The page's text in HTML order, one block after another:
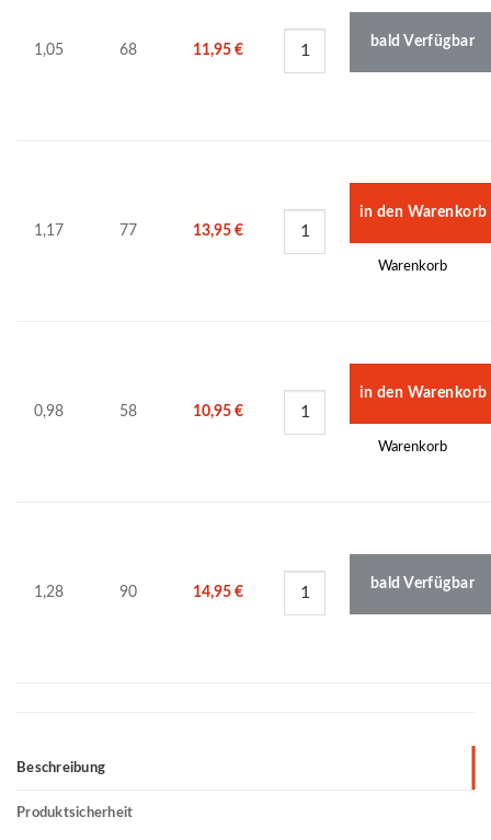
1,05 68 11,95 € bald Verfügbar
1,17 77 13,95 €
Warenkorb
0,98 58 10,95 €
Warenkorb
1,28 90 14,95 € bald Verfügbar
Beschreibung
Produktsicherheit